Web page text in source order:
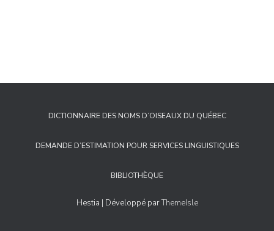
DICTIONNAIRE DES NOMS D’OISEAUX DU QUÉBEC
DEMANDE D’ESTIMATION POUR SERVICES LINGUISTIQUES
BIBLIOTHÈQUE
Hestia | Développé parThemeIsle